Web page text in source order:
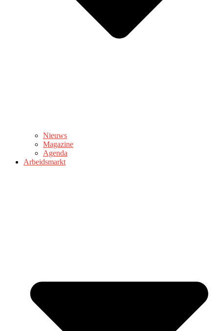
Nieuws
Magazine
Agenda
Arbeidsmarkt